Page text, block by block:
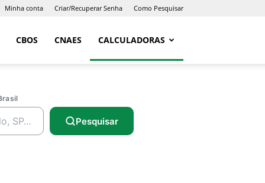
Minha conta Criar/Recuperar Senha Como Pesquisar
CBOS CNAES CALCULADORAS
Pesquisar